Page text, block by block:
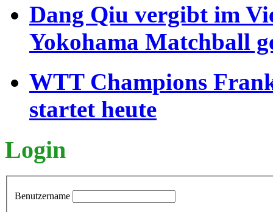
Dang Qiu vergibt im
Yokohama Matchball
WTT Champions
startet heute
Login
Benutzername